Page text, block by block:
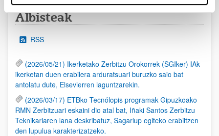
Albisteak
RSS
(2026/05/21) Ikerketako Zerbitzu Orokorrek (SGIker) IAk
ikerketan duen erabilera arduratsuari buruzko saio bat
antolatu dute, Elsevierren laguntzarekin.
(2026/03/17) ETBko Tecnólopis programak Gipuzkoako
RMN Zerbitzuari eskaini dio atal bat, Iñaki Santos Zerbitzu
Teknikariaren lana deskribatuz, Sagarlup egiteko erabiltzen
den lupulua karakterizatzeko.